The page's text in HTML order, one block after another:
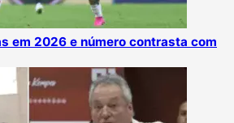
em 2026 e número contrasta com